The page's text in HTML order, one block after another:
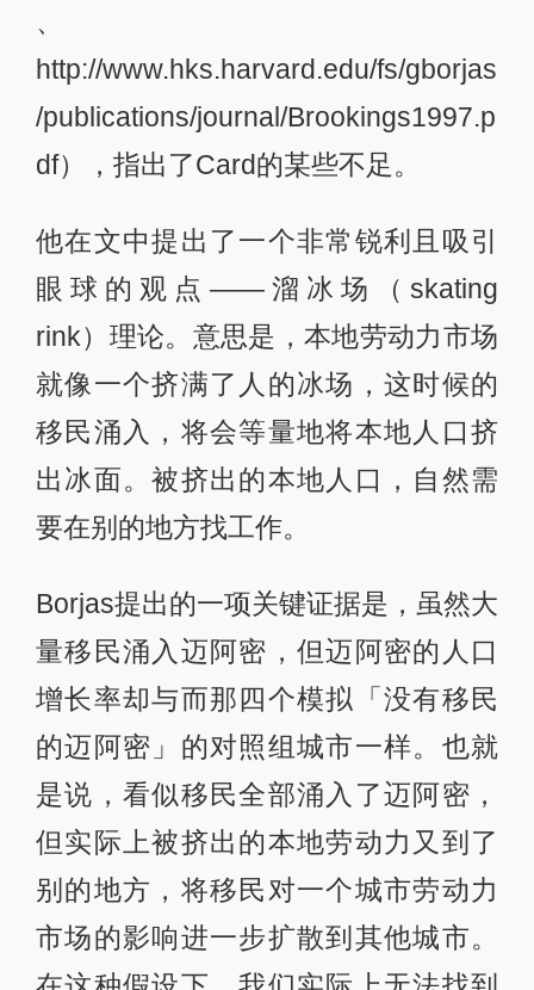
、
http://www.hks.harvard.edu/fs/gborjas
/publications/journal/Brookings1997.p
df），指出了Card的某些不足。
他在文中提出了一个非常锐利且吸引
眼球的观点——溜冰场（skating
rink）理论。意思是，本地劳动力市场
就像一个挤满了人的冰场，这时候的
移民涌入，将会等量地将本地人口挤
出冰面。被挤出的本地人口，自然需
要在别的地方找工作。
Borjas提出的一项关键证据是，虽然大
量移民涌入迈阿密，但迈阿密的人口
增长率却与而那四个模拟「没有移民
的迈阿密」的对照组城市一样。也就
是说，看似移民全部涌入了迈阿密，
但实际上被挤出的本地劳动力又到了
别的地方，将移民对一个城市劳动力
市场的影响进一步扩散到其他城市。